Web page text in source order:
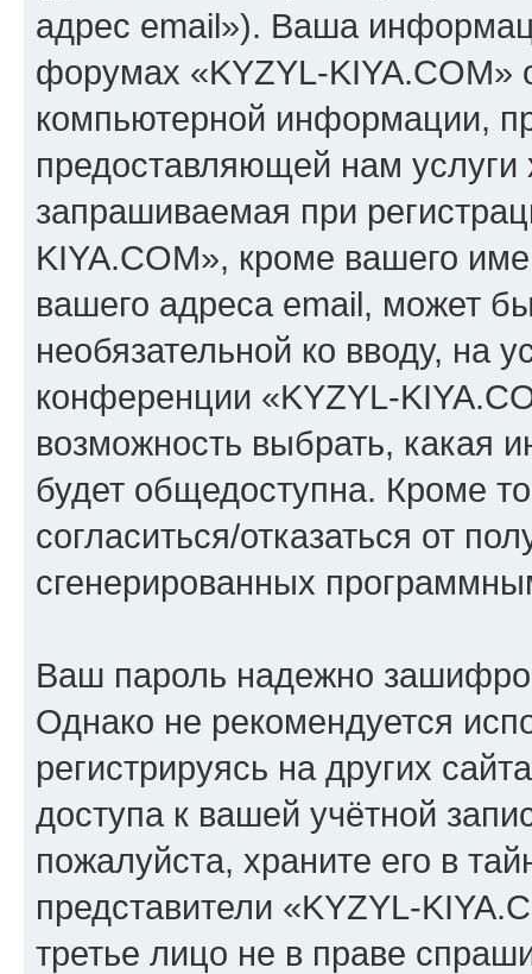
адрес email»). Ваша
форумах «KYZYL-KIYA.COM»
компьютерной информации,
предоставляющей нам
запрашиваемая при
KIYA.COM», кроме вашего
вашего адреса email, может
необязательной ко вводу, на
конференции «KYZYL-
возможность выбрать, какая
будет общедоступна. Кроме
согласиться/отказаться от
сгенерированных
Ваш пароль надежно
Однако не рекомендуется
регистрируясь на других
доступа к вашей учётной
пожалуйста, храните его в
представители «KYZYL-
третье лицо не в праве